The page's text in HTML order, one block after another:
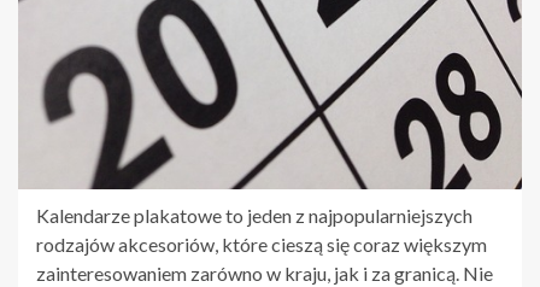
Kalendarze plakatowe to jeden z najpopularniejszych
rodzajów akcesoriów, które cieszą się coraz większym
zainteresowaniem zarówno w kraju, jak i za granicą. Nie